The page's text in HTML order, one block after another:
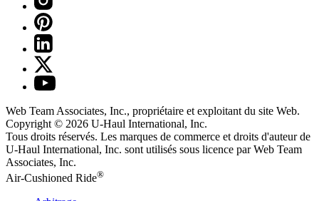
Web Team Associates, Inc., propriétaire et exploitant du site Web.
Copyright © 2026 U-Haul International, Inc.
Tous droits réservés. Les marques de commerce et droits d'auteur de
U-Haul International, Inc. sont utilisés sous licence par Web Team
Associates, Inc.
Air-Cushioned Ride®